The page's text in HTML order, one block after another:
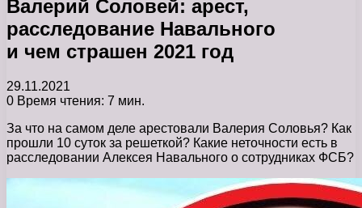
Валерий Соловей: арест,
расследование Навального
и чем страшен 2021 год
29.11.2021
0 Время чтения: 7 мин.
За что на самом деле арестовали Валерия Соловья? Как
прошли 10 суток за решеткой? Какие неточности есть в
расследовании Алексея Навального о сотрудниках ФСБ?